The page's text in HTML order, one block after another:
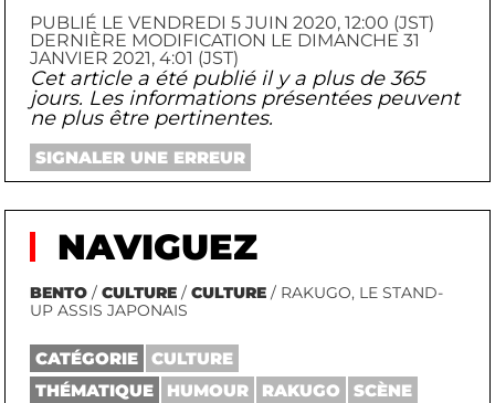
PUBLIÉ LE VENDREDI 5 JUIN 2020, 12:00 (JST)
DERNIÈRE MODIFICATION LE DIMANCHE 31
JANVIER 2021, 4:01 (JST)
Cet article a été publié il y a plus de 365
jours. Les informations présentées peuvent
ne plus être pertinentes.
SIGNALER UNE ERREUR
NAVIGUEZ
BENTO /CULTURE /CULTURE / RAKUGO, LE STAND-
UP ASSIS JAPONAIS
CATÉGORIE
CULTURE
THÉMATIQUE
HUMOUR RAKUGO
SCÈNE